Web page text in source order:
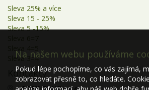
Sleva 25% a více
Sleva 15 - 25%
Sleva 5 -15%
Sleva 3=4
Kontakty
Na našem webu používáme
Pokud lépe pochopíme, co vás zajímá,
zobrazovat přesně to, co hledáte.